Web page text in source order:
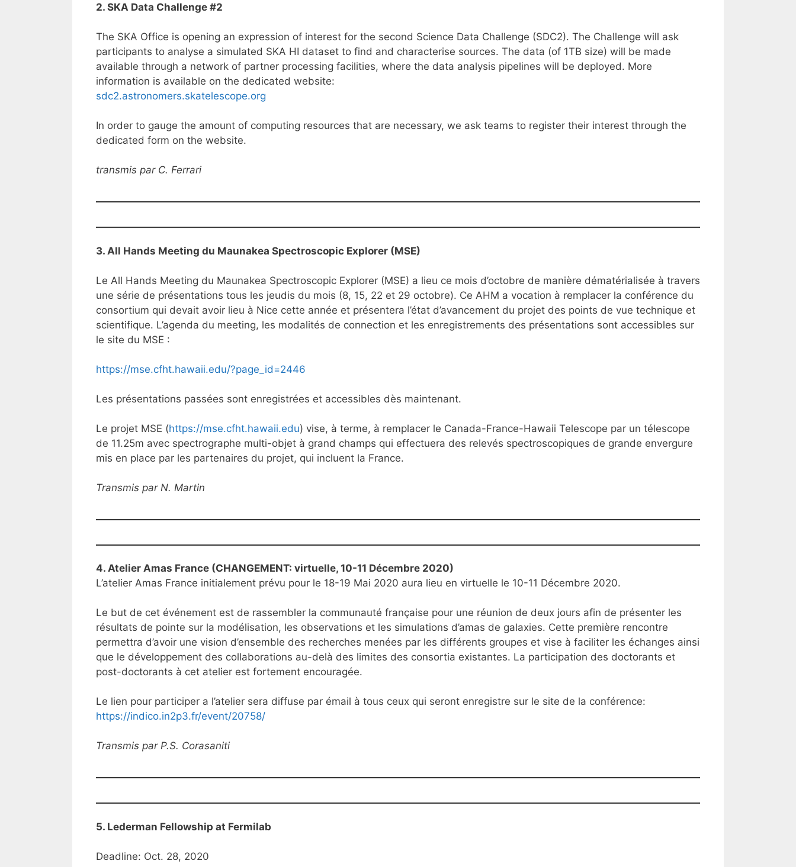
2. SKA Data Challenge #2
The SKA Office is opening an expression of interest for the second Science Data Challenge (SDC2). The Challenge will ask
participants to analyse a simulated SKA HI dataset to find and characterise sources. The data (of 1TB size) will be made
available through a network of partner processing facilities, where the data analysis pipelines will be deployed. More
information is available on the dedicated website:
sdc2.astronomers.skatelescope.org
In order to gauge the amount of computing resources that are necessary, we ask teams to register their interest through the
dedicated form on the website.
transmis par C. Ferrari
3. All Hands Meeting du Maunakea Spectroscopic Explorer (MSE)
Le All Hands Meeting du Maunakea Spectroscopic Explorer (MSE) a lieu ce mois d’octobre de manière dématérialisée à travers
une série de présentations tous les jeudis du mois (8, 15, 22 et 29 octobre). Ce AHM a vocation à remplacer la conférence du
consortium qui devait avoir lieu à Nice cette année et présentera l’état d’avancement du projet des points de vue technique et
scientifique. L’agenda du meeting, les modalités de connection et les enregistrements des présentations sont accessibles sur
le site du MSE :
https://mse.cfht.hawaii.edu/?page_id=2446
Les présentations passées sont enregistrées et accessibles dès maintenant.
Le projet MSE (https://mse.cfht.hawaii.edu) vise, à terme, à remplacer le Canada-France-Hawaii Telescope par un télescope
de 11.25m avec spectrographe multi-objet à grand champs qui effectuera des relevés spectroscopiques de grande envergure
mis en place par les partenaires du projet, qui incluent la France.
Transmis par N. Martin
4. Atelier Amas France (CHANGEMENT: virtuelle, 10-11 Décembre 2020)
L’atelier Amas France initialement prévu pour le 18-19 Mai 2020 aura lieu en virtuelle le 10-11 Décembre 2020.
Le but de cet événement est de rassembler la communauté française pour une réunion de deux jours afin de présenter les
résultats de pointe sur la modélisation, les observations et les simulations d’amas de galaxies. Cette première rencontre
permettra d’avoir une vision d’ensemble des recherches menées par les différents groupes et vise à faciliter les échanges ainsi
que le développement des collaborations au-delà des limites des consortia existantes. La participation des doctorants et
post-doctorants à cet atelier est fortement encouragée.
Le lien pour participer a l’atelier sera diffuse par émail à tous ceux qui seront enregistre sur le site de la conférence:
https://indico.in2p3.fr/event/20758/
Transmis par P.S. Corasaniti
5. Lederman Fellowship at Fermilab
Deadline: Oct. 28, 2020